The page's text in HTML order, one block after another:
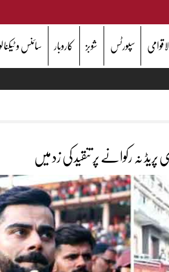
سپورٹس شوبز کاروبار سائنس و
نہ رکوانے پر تنقید کی زد میں